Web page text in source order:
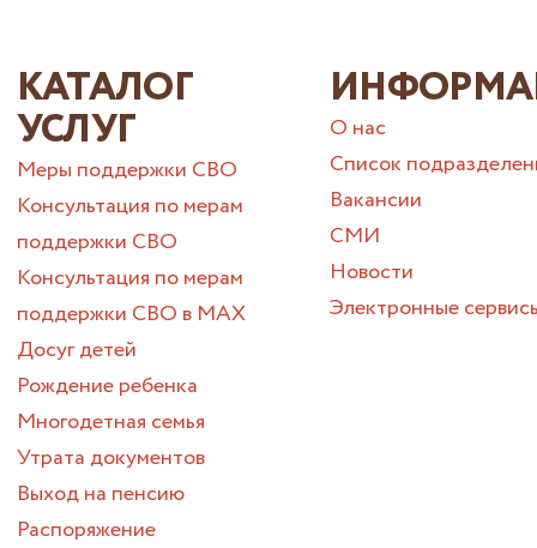
КАТАЛОГ
УСЛУГ
Меры поддержки СВО
Консультация по мерам
поддержки СВО
Консультация по мерам
поддержки СВО в МАХ
Досуг детей
Рождение ребенка
Многодетная семья
Утрата документов
Выход на пенсию
Распоряжение
О нас
Список
Вакансии
СМИ
Новости
Электронные